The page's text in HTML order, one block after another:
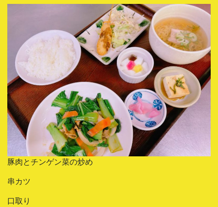
豚肉とチンゲン菜の炒め
串カツ
口取り